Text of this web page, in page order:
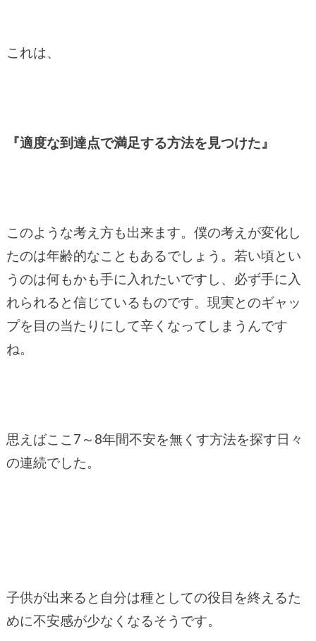
これは、
『適度な到達点で満足する方法を見つけた』
このような考え方も出来ます。僕の考えが変化し
たのは年齢的なこともあるでしょう。若い頃とい
うのは何もかも手に入れたいですし、必ず手に入
れられると信じているものです。現実とのギャッ
プを目の当たりにして辛くなってしまうんです
ね。
思えばここ7～8年間不安を無くす方法を探す日々
の連続でした。
子供が出来ると自分は種としての役目を終えるた
めに不安感が少なくなるそうです。